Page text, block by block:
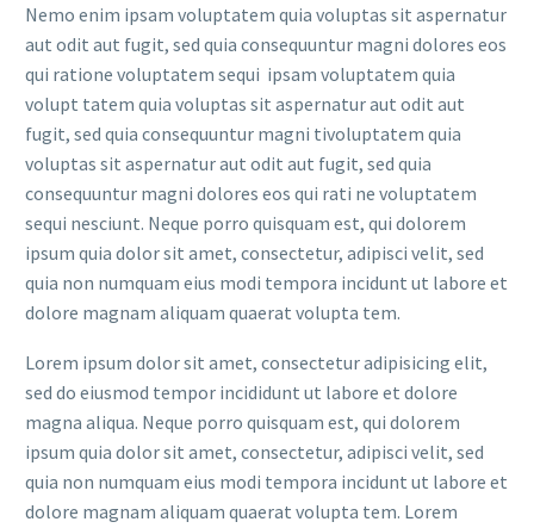
Nemo enim ipsam voluptatem quia voluptas sit aspernatur
aut odit aut fugit, sed quia consequuntur magni dolores eos
qui ratione voluptatem sequi ipsam voluptatem quia
volupt tatem quia voluptas sit aspernatur aut odit aut
fugit, sed quia consequuntur magni tivoluptatem quia
voluptas sit aspernatur aut odit aut fugit, sed quia
consequuntur magni dolores eos qui rati ne voluptatem
sequi nesciunt. Neque porro quisquam est, qui dolorem
ipsum quia dolor sit amet, consectetur, adipisci velit, sed
quia non numquam eius modi tempora incidunt ut labore et
dolore magnam aliquam quaerat volupta tem.
Lorem ipsum dolor sit amet, consectetur adipisicing elit,
sed do eiusmod tempor incididunt ut labore et dolore
magna aliqua. Neque porro quisquam est, qui dolorem
ipsum quia dolor sit amet, consectetur, adipisci velit, sed
quia non numquam eius modi tempora incidunt ut labore et
dolore magnam aliquam quaerat volupta tem. Lorem